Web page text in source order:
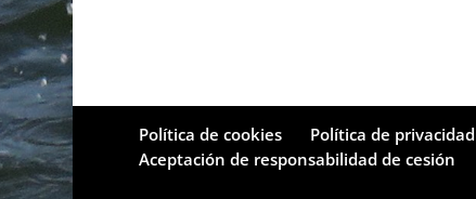
Política de cookies Política de privacidad
Aceptación de responsabilidad de cesión